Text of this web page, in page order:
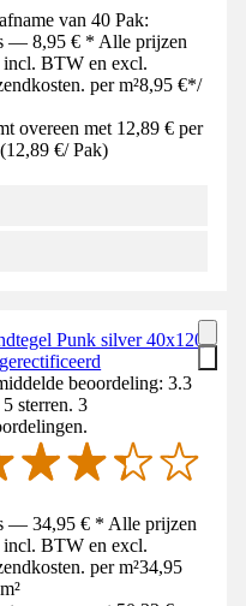
van 40 Pak:
— 8,95 € * Alle prijzen
BTW en excl.
per m²8,95 €*/
overeen met 12,89 € per
(12,89 €/ Pak)
Punk silver 40x120
beoordeling: 3.3
sterren. 3
— 34,95 € * Alle prijzen
BTW en excl.
per m²34,95
m²